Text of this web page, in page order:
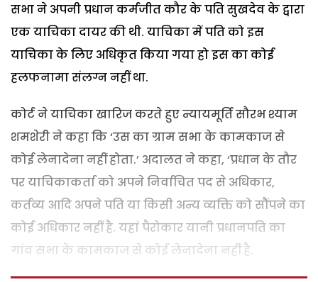
सभा ने अपनी प्रधान कर्मजीत कौर के पति सुखदेव के द्वारा
एक याचिका दायर की थी. याचिका में पति को इस
याचिका के लिए अधिकृत किया गया हो इस का कोई
हलफनामा संलग्न नहीं था.
कोर्ट ने याचिका खारिज करते हुए न्यायमूर्ति सौरभ श्याम
शमशेरी ने कहा कि ‘उस का ग्राम सभा के कामकाज से
कोई लेनादेना नहीं होता.’ अदालत ने कहा, ‘प्रधान के तौर
पर याचिकाकर्ता को अपने निर्वाचित पद से अधिकार,
कर्तव्य आदि अपने पति या किसी अन्य व्यक्ति को सौंपने का
कोई अधिकार नहीं है. यहां पैरोकार यानी प्रधानपति का
गांव सभा के कामकाज से कोई लेनादेना नहीं है.